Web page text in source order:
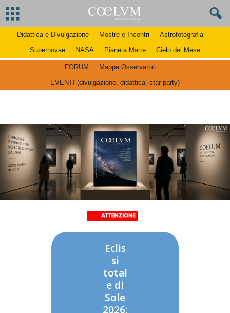
Didattica e Divulgazione Mostre e Incontri
Astrofotografia
Supernovae
NASA Pianeta Marte Cielo del Mese
FORUM
Mappa Osservatori
EVENTI (divulgazione, didattica, star party)
Eclis
si
total
e di
Sole
2026: